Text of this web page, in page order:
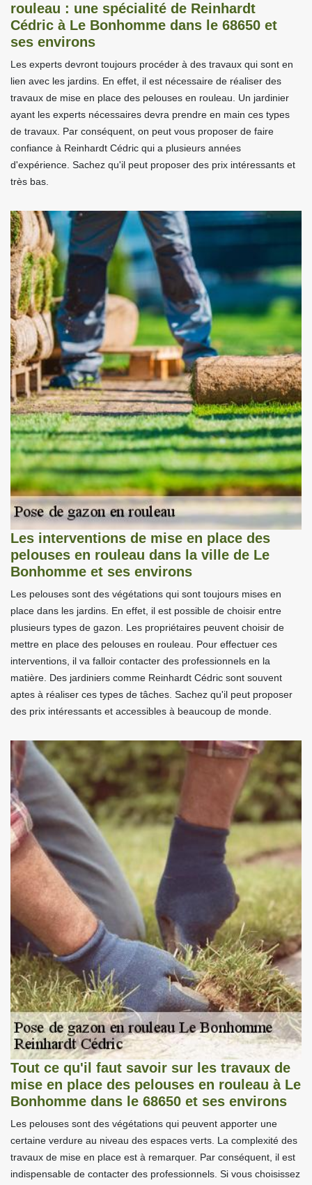
rouleau : une spécialité de Reinhardt
Cédric à Le Bonhomme dans le 68650 et
ses environs
Les experts devront toujours procéder à des travaux qui sont en
lien avec les jardins. En effet, il est nécessaire de réaliser des
travaux de mise en place des pelouses en rouleau. Un jardinier
ayant les experts nécessaires devra prendre en main ces types
de travaux. Par conséquent, on peut vous proposer de faire
confiance à Reinhardt Cédric qui a plusieurs années
d'expérience. Sachez qu'il peut proposer des prix intéressants et
très bas.
Les interventions de mise en place des
pelouses en rouleau dans la ville de Le
Bonhomme et ses environs
Les pelouses sont des végétations qui sont toujours mises en
place dans les jardins. En effet, il est possible de choisir entre
plusieurs types de gazon. Les propriétaires peuvent choisir de
mettre en place des pelouses en rouleau. Pour effectuer ces
interventions, il va falloir contacter des professionnels en la
matière. Des jardiniers comme Reinhardt Cédric sont souvent
aptes à réaliser ces types de tâches. Sachez qu'il peut proposer
des prix intéressants et accessibles à beaucoup de monde.
Tout ce qu'il faut savoir sur les travaux de
mise en place des pelouses en rouleau à Le
Bonhomme dans le 68650 et ses environs
Les pelouses sont des végétations qui peuvent apporter une
certaine verdure au niveau des espaces verts. La complexité des
travaux de mise en place est à remarquer. Par conséquent, il est
indispensable de contacter des professionnels. Si vous choisissez